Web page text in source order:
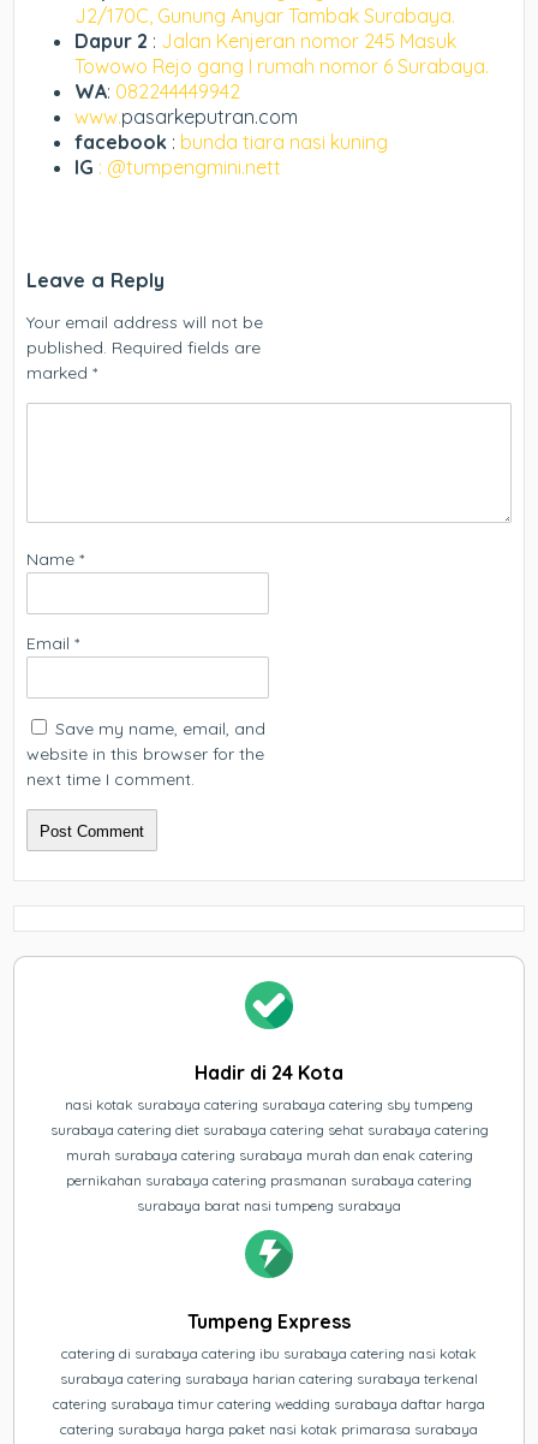
J2/170C, Gunung Anyar Tambak Surabaya.
Dapur 2 : Jalan Kenjeran nomor 245 Masuk
Towowo Rejo gang I rumah nomor 6 Surabaya.
WA: 082244449942
www.pasarkeputran.com
facebook : bunda tiara nasi kuning
IG : @tumpengmini.nett
Leave a Reply
Your email address will not be
published. Required fields are
marked*
Name*
Email*
Save my name, email, and
website in this browser for the
next time I comment.
Hadir di 24 Kota
nasi kotak surabaya catering surabaya catering sby tumpeng
surabaya catering diet surabaya catering sehat surabaya catering
murah surabaya catering surabaya murah dan enak catering
pernikahan surabaya catering prasmanan surabaya catering
surabaya barat nasi tumpeng surabaya
Tumpeng Express
catering di surabaya catering ibu surabaya catering nasi kotak
surabaya catering surabaya harian catering surabaya terkenal
catering surabaya timur catering wedding surabaya daftar harga
catering surabaya harga paket nasi kotak primarasa surabaya